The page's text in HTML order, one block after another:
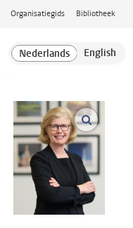
Organisatiegids Bibliotheek
open